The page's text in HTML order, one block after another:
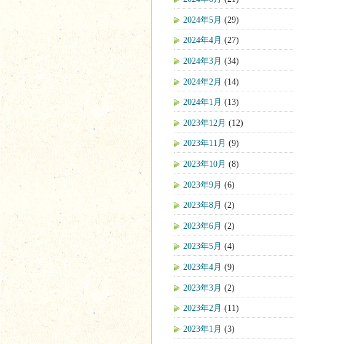
2024年5月 (29)
2024年4月 (27)
2024年3月 (34)
2024年2月 (14)
2024年1月 (13)
2023年12月 (12)
2023年11月 (9)
2023年10月 (8)
2023年9月 (6)
2023年8月 (2)
2023年6月 (2)
2023年5月 (4)
2023年4月 (9)
2023年3月 (2)
2023年2月 (11)
2023年1月 (3)